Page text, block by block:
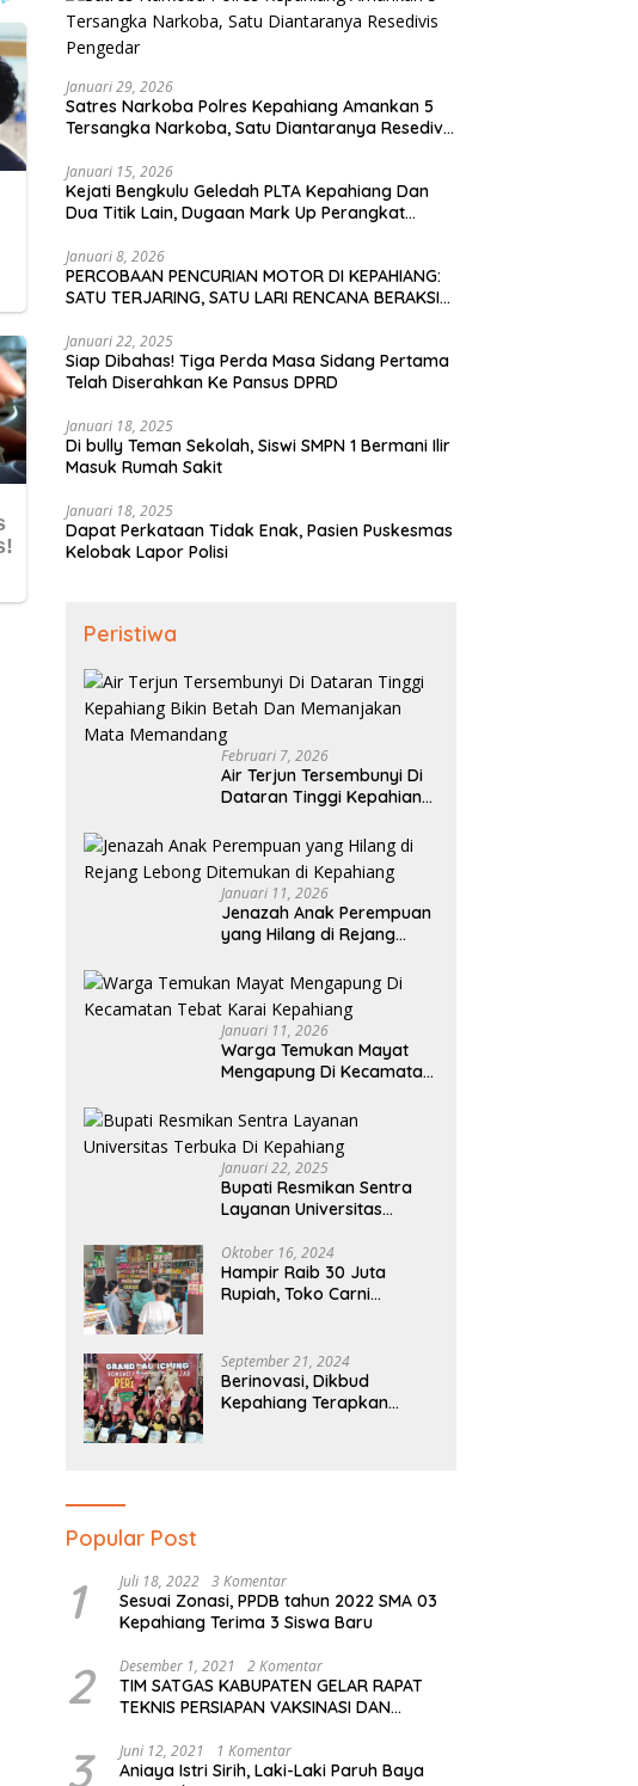
Januari 29, 2026
Satres Narkoba Polres Kepahiang Amankan 5
Tersangka Narkoba, Satu Diantaranya Resedivis
Januari 15, 2026
Kejati Bengkulu Geledah PLTA Kepahiang Dan
Dua Titik Lain, Dugaan Mark Up Perangkat
Januari 8, 2026
PERCOBAAN PENCURIAN MOTOR DI KEPAHIANG:
SATU TERJARING, SATU LARI RENCANA BERAKSI
Januari 22, 2025
Siap Dibahas! Tiga Perda Masa Sidang Pertama
Telah Diserahkan Ke Pansus DPRD
Januari 18, 2025
Di bully Teman Sekolah, Siswi SMPN 1 Bermani Ilir
Masuk Rumah Sakit
Januari 18, 2025
Dapat Perkataan Tidak Enak, Pasien Puskesmas
Kelobak Lapor Polisi
Peristiwa
Februari 7, 2026
Air Terjun Tersembunyi Di
Dataran Tinggi Kepahiang
Memanjakan Mata
Memandang
Januari 11, 2026
Jenazah Anak Perempuan
yang Hilang di Rejang
Kepahiang
Januari 11, 2026
Warga Temukan Mayat
Mengapung Di Kecamatan
Januari 22, 2025
Bupati Resmikan Sentra
Layanan Universitas
Oktober 16, 2024
Hampir Raib 30 Juta
Rupiah, Toko Carni
September 21, 2024
Berinovasi, Dikbud
Kepahiang Terapkan
Popular Post
1 Juli 18, 2022 3 Komentar
Sesuai Zonasi, PPDB tahun 2022 SMA 03
Kepahiang Terima 3 Siswa Baru
2 Desember 1, 2021 2 Komentar
TIM SATGAS KABUPATEN GELAR RAPAT
TEKNIS PERSIAPAN VAKSINASI DAN
3 Juni 12, 2021 1 Komentar
Aniaya Istri Sirih, Laki-Laki Paruh Baya